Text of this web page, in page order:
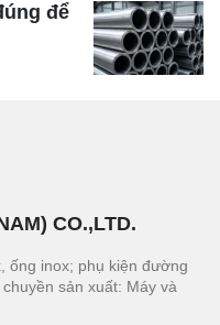
để
CO.,LTD.
ống inox; phụ kiện đường
sản xuất: Máy và